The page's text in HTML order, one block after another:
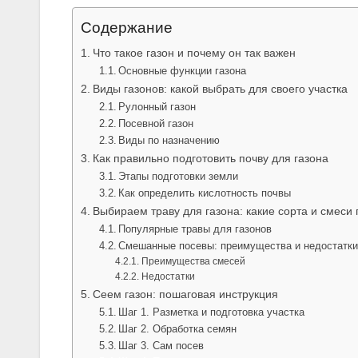
Содержание
Что такое газон и почему он так важен
Основные функции газона
Виды газонов: какой выбрать для своего участка
Рулонный газон
Посевной газон
Виды по назначению
Как правильно подготовить почву для газона
Этапы подготовки земли
Как определить кислотность почвы
Выбираем траву для газона: какие сорта и смеси
Популярные травы для газонов
Смешанные посевы: преимущества и недостатки
Преимущества смесей
Недостатки
Сеем газон: пошаговая инструкция
Шаг 1. Разметка и подготовка участка
Шаг 2. Обработка семян
Шаг 3. Сам посев